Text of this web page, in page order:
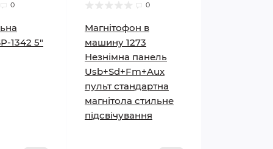
0
1342 5"
0
Магнітофон в
машину 1273
Незнімна панель
Usb+Sd+Fm+Aux
пульт стандартна
магнітола стильне
підсвічування